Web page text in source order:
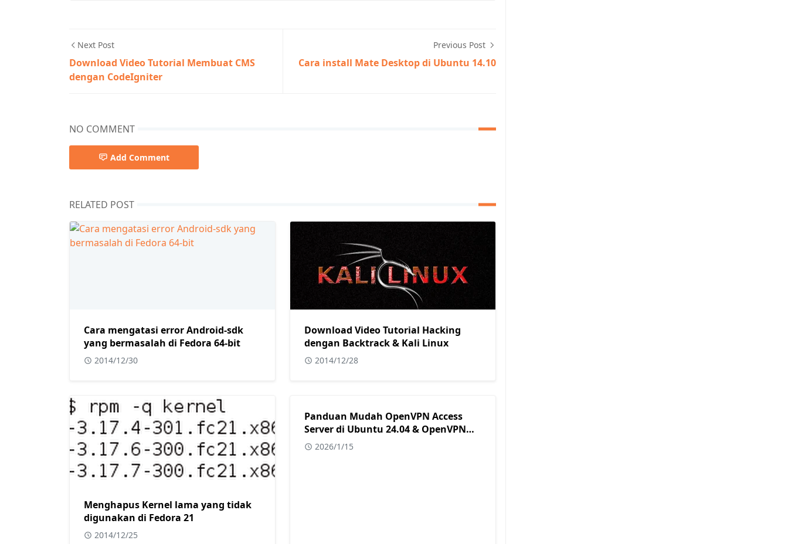
Next Post
Download Video Tutorial Membuat CMS
dengan CodeIgniter
Previous Post
Cara install Mate Desktop di Ubuntu 14.10
NO COMMENT
Add Comment
RELATED POST
Cara mengatasi error Android-sdk
yang bermasalah di Fedora 64-bit
2014/12/30
Download Video Tutorial Hacking
dengan Backtrack & Kali Linux
2014/12/28
Menghapus Kernel lama yang tidak
digunakan di Fedora 21
2014/12/25
Panduan Mudah OpenVPN Access
Server di Ubuntu 24.04 & OpenVPN
Connect
2026/1/15